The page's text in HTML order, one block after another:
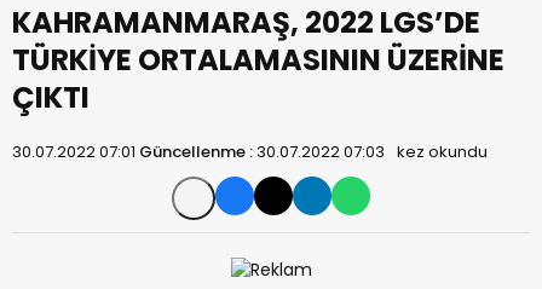
KAHRAMANMARAŞ, 2022 LGS’DE
TÜRKİYE ORTALAMASININ ÜZERİNE
ÇIKTI
30.07.2022 07:01 Güncellenme :30.07.2022 07:03 kez okundu